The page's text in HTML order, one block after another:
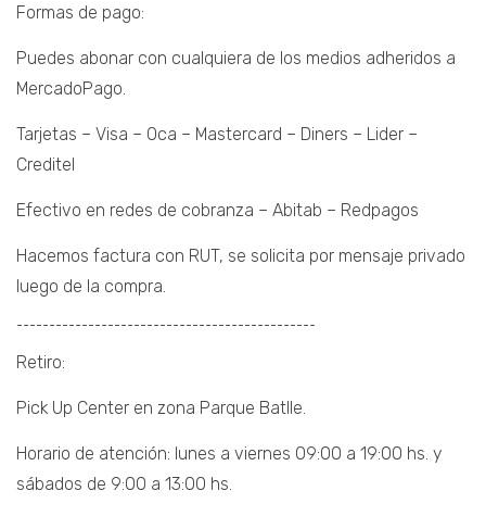
Formas de pago:
Puedes abonar con cualquiera de los medios adheridos a
MercadoPago.
Tarjetas – Visa – Oca – Mastercard – Diners – Lider –
Creditel
Efectivo en redes de cobranza – Abitab – Redpagos
Hacemos factura con RUT, se solicita por mensaje privado
luego de la compra.
¯¯¯¯¯¯¯¯¯¯¯¯¯¯¯¯¯¯¯¯¯¯¯¯¯¯¯¯¯¯¯¯¯¯¯¯¯¯¯¯¯¯¯¯¯¯
Retiro:
Pick Up Center en zona Parque Batlle.
Horario de atención: lunes a viernes 09:00 a 19:00 hs. y
sábados de 9:00 a 13:00 hs.